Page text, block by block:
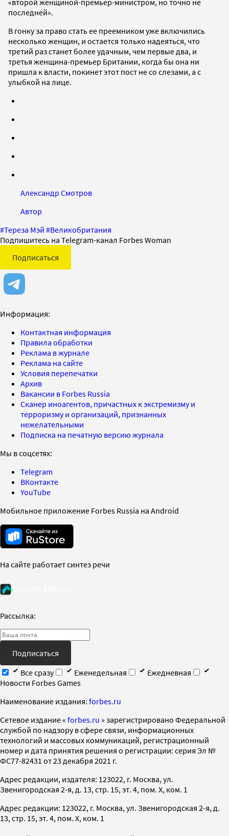
«второй женщиной-премьер-министром, но точно не
последней».
В гонку за право стать ее преемником уже включились
несколько женщин, и остается только надеяться, что
третий раз станет более удачным, чем первые два, и
третья женщина-премьер Британии, когда бы она ни
пришла к власти, покинет этот пост не со слезами, а с
улыбкой на лице.
Александр Смотров
Автор
#Тереза Мэй #Великобритания
Подпишитесь на Telegram-канал Forbes Woman
Подписаться
Информация:
Контактная информация
Правила обработки
Реклама в журнале
Реклама на сайте
Условия перепечатки
Архив
Вакансии в Forbes Russia
Сканер иноагентов, причастных к экстремизму и
терроризму и организаций, признанных
нежелательными
Подписка на печатную версию журнала
Мы в соцсетях:
Telegram
ВКонтакте
YouTube
Мобильное приложение Forbes Russia на Android
На сайте работает синтез речи
Рассылка:
Подписаться
Все сразу
Еженедельная
Ежедневная
Новости Forbes Games
Наименование издания: forbes.ru
Cетевое издание « forbes.ru » зарегистрировано Федеральной
службой по надзору в сфере связи, информационных
технологий и массовых коммуникаций, регистрационный
номер и дата принятия решения о регистрации: серия Эл №
ФС77-82431 от 23 декабря 2021 г.
Адрес редакции, издателя: 123022, г. Москва, ул.
Звенигородская 2-я, д. 13, стр. 15, эт. 4, пом. X, ком. 1
Адрес редакции: 123022, г. Москва, ул. Звенигородская 2-я, д.
13, стр. 15, эт. 4, пом. X, ком. 1